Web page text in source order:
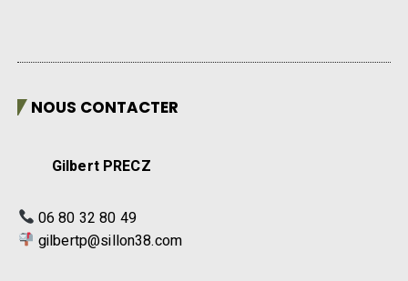
NOUS CONTACTER
Gilbert PRECZ
06 80 32 80 49
gilbertp@sillon38.com